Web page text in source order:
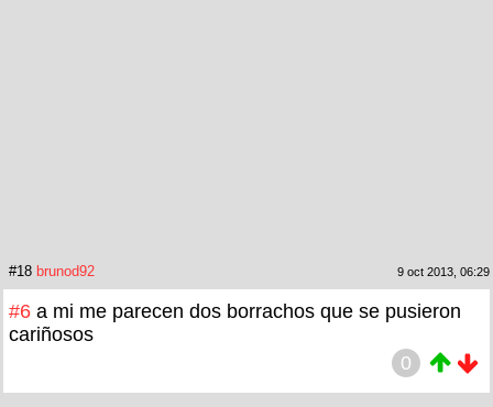
#18 brunod92 9 oct 2013, 06:29
#6 a mi me parecen dos borrachos que se pusieron
cariñosos
0